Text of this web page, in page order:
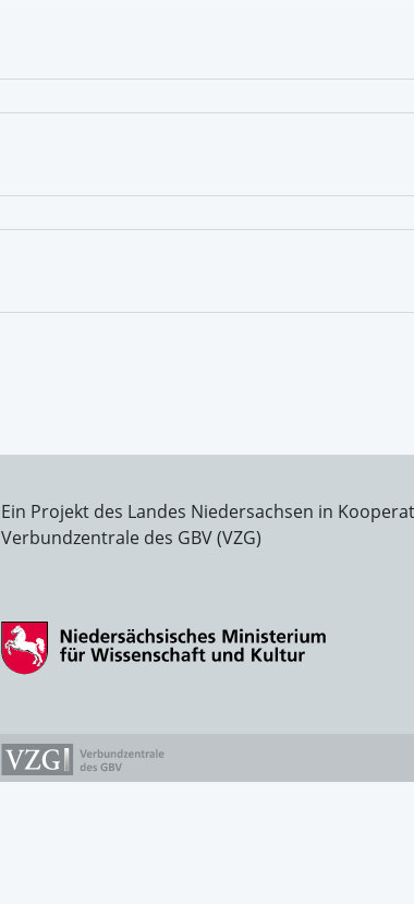
Ein Projekt des Landes Niedersachsen in
Verbundzentrale des GBV (VZG)